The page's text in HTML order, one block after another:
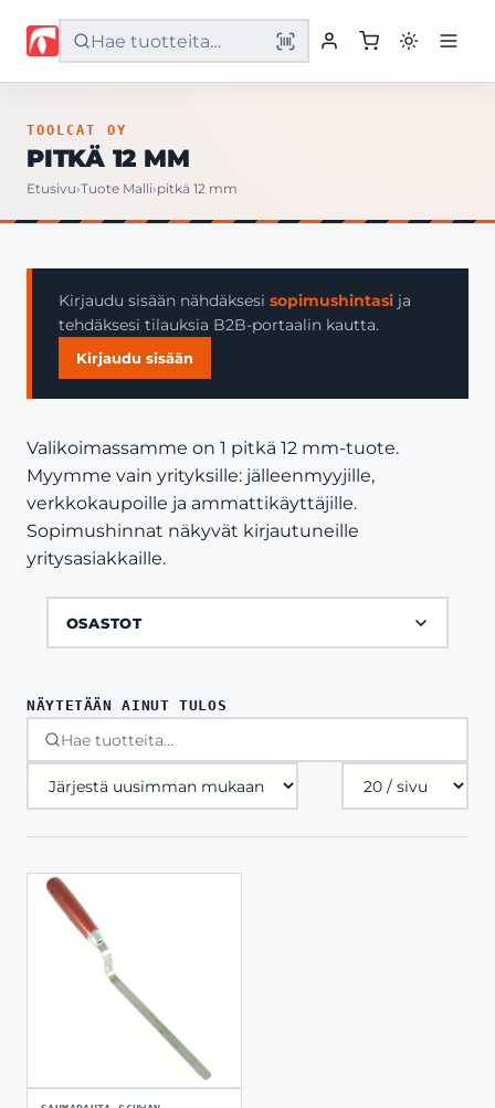
Etusivu
Yritys
Yhteystiedot
TOOLCAT OY
PITKÄ 12 MM
Etusivu›Tuote Malli›pitkä 12 mm
Kirjaudu sisään nähdäksesi sopimushintasi ja
tehdäksesi tilauksia B2B-portaalin kautta.
Kirjaudu sisään
Valikoimassamme on 1 pitkä 12 mm-tuote.
Myymme vain yrityksille: jälleenmyyjille,
verkkokaupoille ja ammattikäyttäjille.
Sopimushinnat näkyvät kirjautuneille
yritysasiakkaille.
OSASTOT
NÄYTETÄÄN AINUT TULOS
Tuotteita
sivulla